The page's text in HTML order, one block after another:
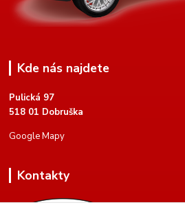
Kde nás najdete
Pulická 97
518 01 Dobruška
Google Mapy
Kontakty